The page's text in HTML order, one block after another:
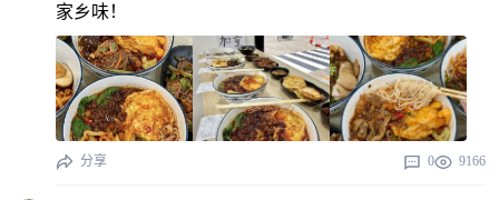
家乡味！
分享 0 9166